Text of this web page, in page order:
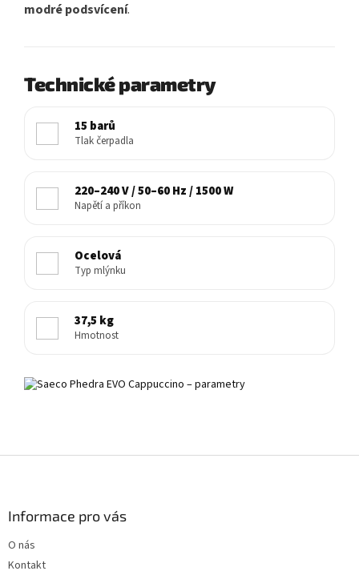
modré podsvícení.
Technické parametry
15 barů
Tlak čerpadla
220–240 V / 50–60 Hz / 1500 W
Napětí a příkon
Ocelová
Typ mlýnku
37,5 kg
Hmotnost
Informace pro vás
O nás
Kontakt